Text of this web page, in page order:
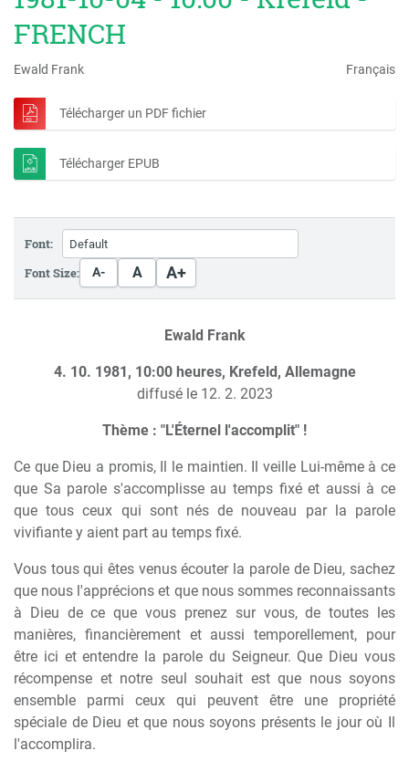
FRENCH
Ewald Frank Français
Télécharger un PDF fichier
Télécharger EPUB
Font:
Font Size:
A- A A+
Ewald Frank
4. 10. 1981, 10:00 heures, Krefeld, Allemagne
diffusé le 12. 2. 2023
Thème : "L'Éternel l'accomplit" !
Ce que Dieu a promis, Il le maintien. Il veille Lui-même à ce
que Sa parole s'accomplisse au temps fixé et aussi à ce
que tous ceux qui sont nés de nouveau par la parole
vivifiante y aient part au temps fixé.
Vous tous qui êtes venus écouter la parole de Dieu, sachez
que nous l'apprécions et que nous sommes reconnaissants
à Dieu de ce que vous prenez sur vous, de toutes les
manières, financièrement et aussi temporellement, pour
être ici et entendre la parole du Seigneur. Que Dieu vous
récompense et notre seul souhait est que nous soyons
ensemble parmi ceux qui peuvent être une propriété
spéciale de Dieu et que nous soyons présents le jour où Il
l'accomplira.